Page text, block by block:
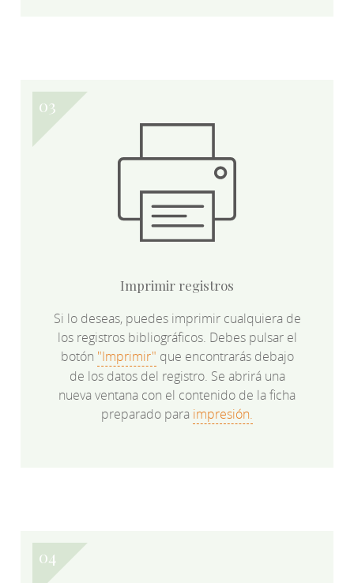
Imprimir registros
Si lo deseas, puedes imprimir cualquiera de
los registros bibliográficos. Debes pulsar el
botón "Imprimir" que encontrarás debajo
de los datos del registro. Se abrirá una
nueva ventana con el contenido de la ficha
preparado para impresión.